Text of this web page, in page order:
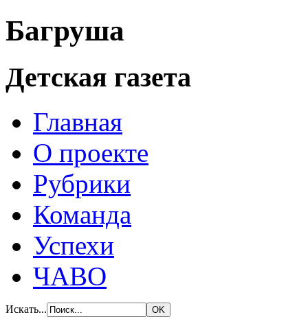
Багруша
Детская газета
Главная
О проекте
Рубрики
Команда
Успехи
ЧАВО
Искать...